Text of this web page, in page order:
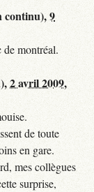
continu),9
de montréal.
2 avril 2009,
de toute
en gare.
mes collègues
surprise,